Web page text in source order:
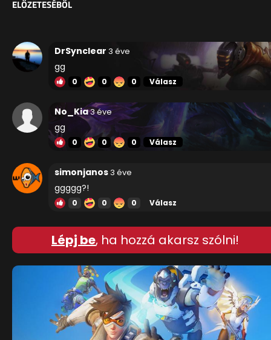
ELŐZETESÉBŐL
DrSynclear 3 éve
gg
0 0 0 Válasz
No_Kia3 éve
gg
0 0 0 Válasz
simonjanos 3 éve
ggggg?!
0 0 0 Válasz
Lépj be, ha hozzá akarsz szólni!